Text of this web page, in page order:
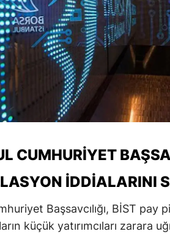
CUMHURIYET
İDDIALARINI
Başsavcılığı, BİST pay
küçük yatırımcıları zarara